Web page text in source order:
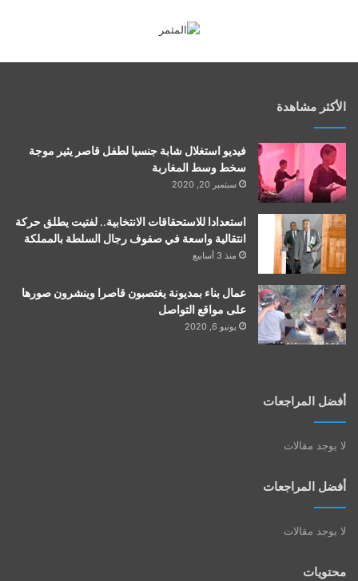
الأكثر مشاهدة
فيديو استغلال شابة جنسيا لطفل قاصر يثير موجة
سخط وسط المغاربة
سبتمبر 20, 2020
استعدادا للاستحقاقات الانتخابية.. لفتيت يطلق حركة
انتقالية واسعة في صفوف رجال السلطة بالمملكة
منذ 3 أسابيع
عمال بناء بمديونة يغتصبون قاصرا وينشرون صورها
على مواقع التواصل
يونيو 6, 2020
أفضل المراجعات
لا يوجد مقالات
أفضل المراجعات
لا يوجد مقالات
محتويات